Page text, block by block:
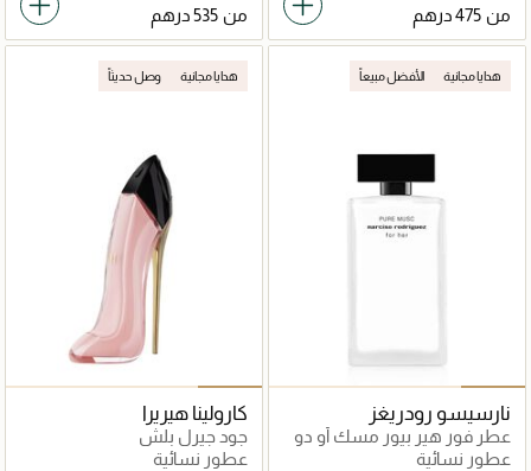
من من
هدايا مجانية الأفضل مبيعاً
نارسيسو رودريغز
عطر فور هير بيور مسك أو دو
برفان
عطور نسائية
هدايا مجانية وصل حديثاً
كارولينا هيريرا
جود جيرل بلش
عطور نسائية